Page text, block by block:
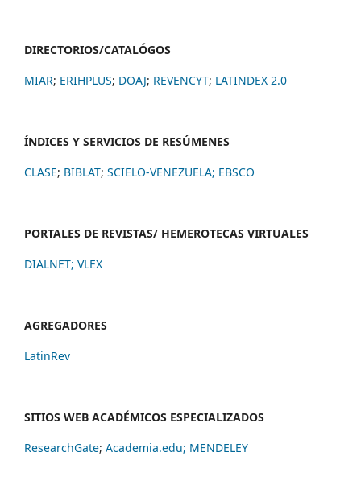
DIRECTORIOS/CATALÓGOS
MIAR; ERIHPLUS; DOAJ; REVENCYT; LATINDEX 2.0
ÍNDICES Y SERVICIOS DE RESÚMENES
CLASE; BIBLAT; SCIELO-VENEZUELA; EBSCO
PORTALES DE REVISTAS/ HEMEROTECAS VIRTUALES
DIALNET; VLEX
AGREGADORES
LatinRev
SITIOS WEB ACADÉMICOS ESPECIALIZADOS
ResearchGate; Academia.edu; MENDELEY